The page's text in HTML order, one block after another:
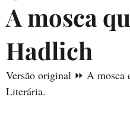
A mosca
Hadlich
Versão original ⏩ A mosca
Literária.